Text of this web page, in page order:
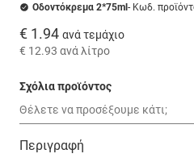
Οδοντόκρεμα 2*75ml - Κωδ.
€ 1.94 ανά τεμάχιο
€ 12.93 ανά λίτρο
Σχόλια προϊόντος
Περιγραφή